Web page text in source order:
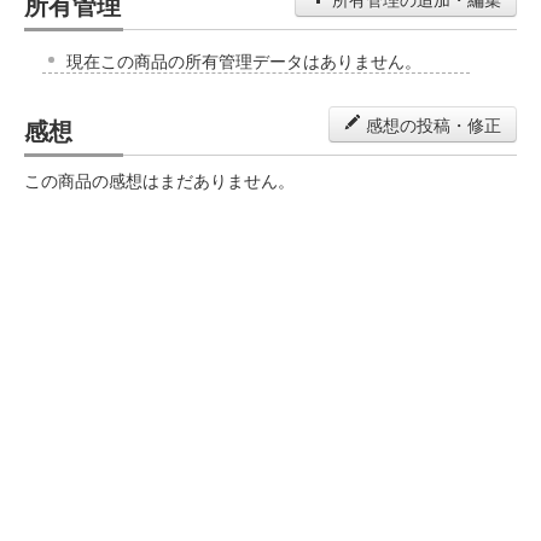
現在この商品の所有管理データはありません。
感想 感想の投稿・修正
この商品の感想はまだありません。